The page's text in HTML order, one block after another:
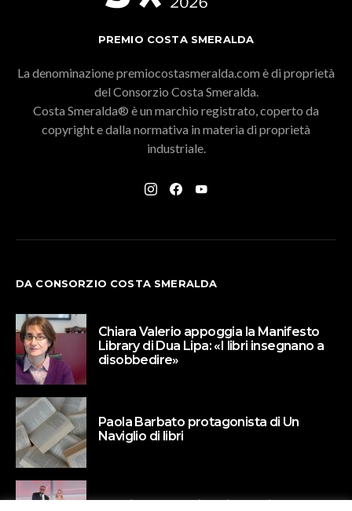
PREMIO COSTA SMERALDA
La denominazione premiocostasmeralda.com è di proprietà
del Consorzio Costa Smeralda.
Costa Smeralda® è un marchio registrato, coperto da
copyright e dalla normativa in materia di proprietà
industriale.
DA CONSORZIO COSTA SMERALDA
Chiara Valerio appoggia la Manifesto
Library di Dua Lipa: «I libri insegnano a
disobbedire»
Paola Barbato protagonista di Un
Naviglio di libri
Valeria Parrella vince il premio